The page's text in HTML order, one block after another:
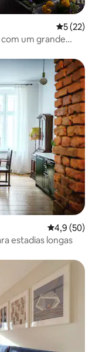
5 de uma
5 (22)
um grande
4,9 de uma
4,9 (50)
estadias longas